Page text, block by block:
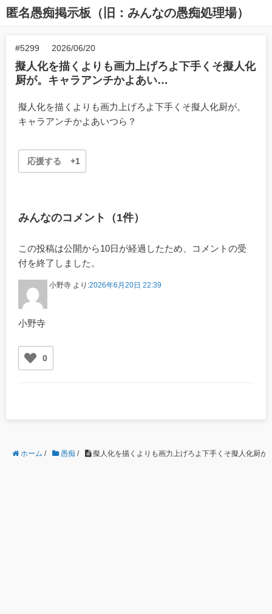
匿名愚痴掲示板（旧：みんなの愚痴処理場）
#5299 2026/06/20
擬人化を描くよりも画力上げろよ下手くそ擬人化
厨が。キャラアンチかよあい…
擬人化を描くよりも画力上げろよ下手くそ擬人化厨が。
キャラアンチかよあいつら？
応援する +1
みんなのコメント（1件）
この投稿は公開から10日が経過したため、コメントの受
付を終了しました。
小野寺 より:2026年6月20日 22:39
小野寺
0
ホーム / 愚痴 / 擬人化を描くよりも画力上げろよ下手くそ擬人化厨が